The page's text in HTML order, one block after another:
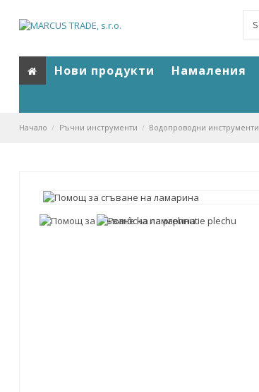
Нови продукти Намаления
Начало Ръчни инструменти Водопроводни инструменти